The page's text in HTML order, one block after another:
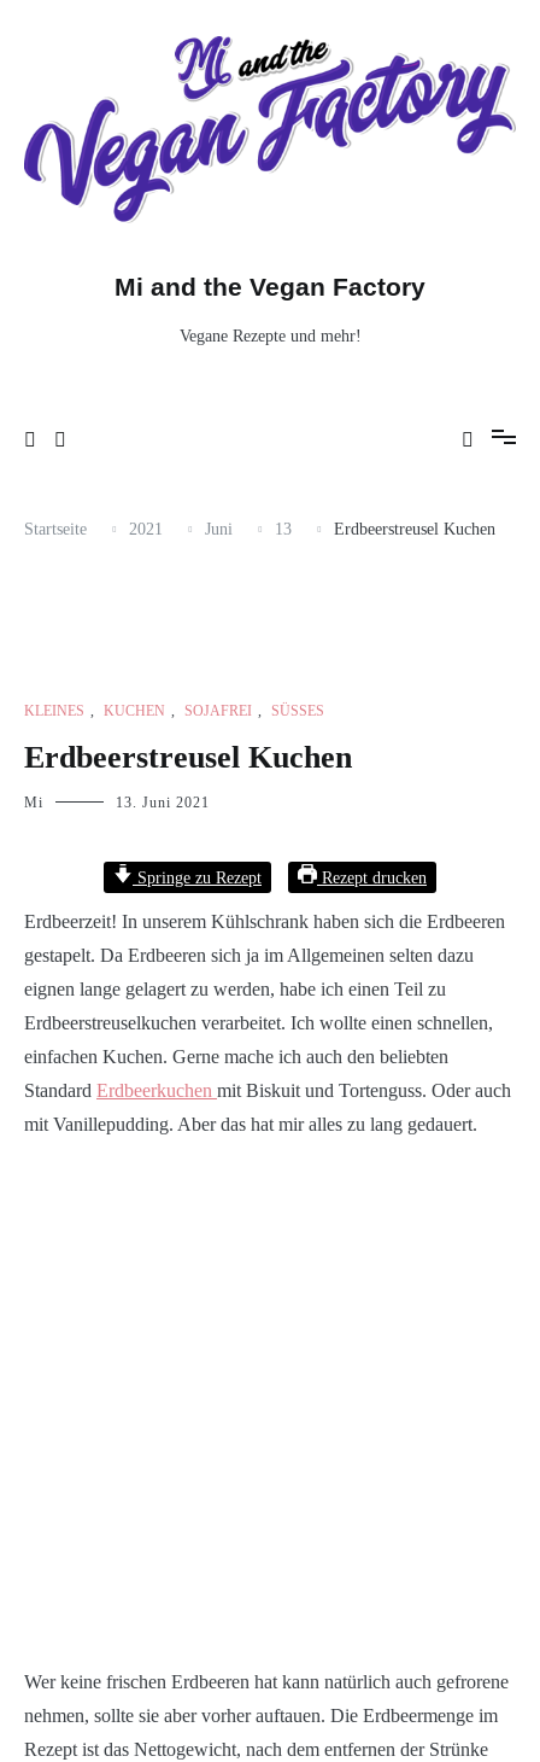
Mi and the Vegan Factory
Vegane Rezepte und mehr!
Startseite 2021 Juni 13 Erdbeerstreusel Kuchen
KLEINES , KUCHEN , SOJAFREI , SÜSSES
Erdbeerstreusel Kuchen
Mi 13. Juni 2021
Springe zu Rezept Rezept drucken
Erdbeerzeit! In unserem Kühlschrank haben sich die Erdbeeren
gestapelt. Da Erdbeeren sich ja im Allgemeinen selten dazu
eignen lange gelagert zu werden, habe ich einen Teil zu
Erdbeerstreuselkuchen verarbeitet. Ich wollte einen schnellen,
einfachen Kuchen. Gerne mache ich auch den beliebten
Standard Erdbeerkuchen mit Biskuit und Tortenguss. Oder auch
mit Vanillepudding. Aber das hat mir alles zu lang gedauert.
Wer keine frischen Erdbeeren hat kann natürlich auch gefrorene
nehmen, sollte sie aber vorher auftauen. Die Erdbeermenge im
Rezept ist das Nettogewicht, nach dem entfernen der Strünke